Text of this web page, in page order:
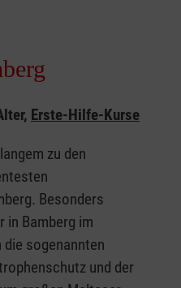
Erste-Hilfe-Kurse
zu den
Besonders
in Bamberg im
sogenannten
und der